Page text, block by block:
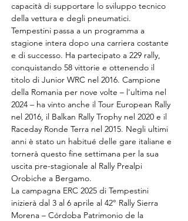
capacità di supportare lo sviluppo tecnico
della vettura e degli pneumatici.
Tempestini passa a un programma a
stagione intera dopo una carriera costante
e di successo. Ha partecipato a 229 rally,
conquistando 58 vittorie e ottenendo il
titolo di Junior WRC nel 2016. Campione
della Romania per nove volte – l'ultima nel
2024 – ha vinto anche il Tour European Rally
nel 2016, il Balkan Rally Trophy nel 2020 e il
Raceday Ronde Terra nel 2015. Negli ultimi
anni è stato un habitué delle gare italiane e
tornerà questo fine settimana per la sua
uscita pre-stagionale al Rally Prealpi
Orobiche a Bergamo.
La campagna ERC 2025 di Tempestini
inizierà dal 3 al 6 aprile al 42° Rally Sierra
Morena – Córdoba Patrimonio de la